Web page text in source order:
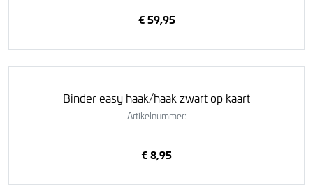
€ 59,95
Binder easy haak/haak zwart op kaart
Artikelnummer:
€ 8,95